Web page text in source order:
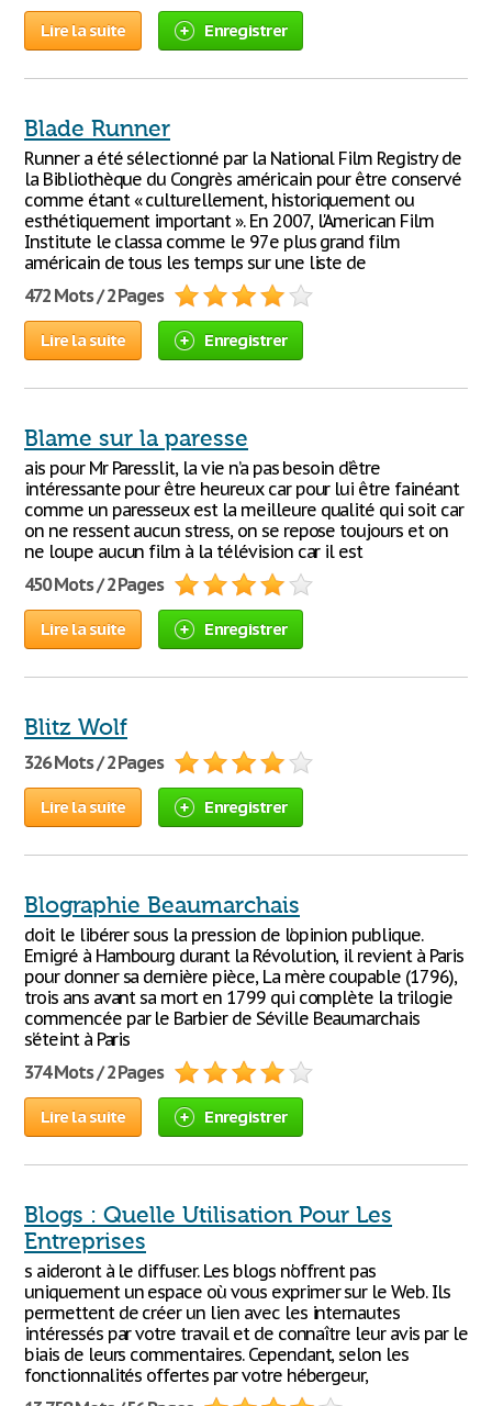
Lire la suite Enregistrer
Blade Runner
Runner a été sélectionné par la National Film Registry de
la Bibliothèque du Congrès américain pour être conservé
comme étant « culturellement, historiquement ou
esthétiquement important ». En 2007, l'American Film
Institute le classa comme le 97e plus grand film
américain de tous les temps sur une liste de
472 Mots / 2 Pages
Lire la suite Enregistrer
Blame sur la paresse
ais pour Mr Paresslit, la vie n’a pas besoin d’être
intéressante pour être heureux car pour lui être fainéant
comme un paresseux est la meilleure qualité qui soit car
on ne ressent aucun stress, on se repose toujours et on
ne loupe aucun film à la télévision car il est
450 Mots / 2 Pages
Lire la suite Enregistrer
Blitz Wolf
326 Mots / 2 Pages
Lire la suite Enregistrer
Blographie Beaumarchais
doit le libérer sous la pression de l’opinion publique.
Emigré à Hambourg durant la Révolution, il revient à Paris
pour donner sa dernière pièce, La mère coupable (1796),
trois ans avant sa mort en 1799 qui complète la trilogie
commencée par le Barbier de Séville Beaumarchais
s’éteint à Paris
374 Mots / 2 Pages
Lire la suite Enregistrer
Blogs : Quelle Utilisation Pour Les
Entreprises
s aideront à le diffuser. Les blogs n'offrent pas
uniquement un espace où vous exprimer sur le Web. Ils
permettent de créer un lien avec les internautes
intéressés par votre travail et de connaître leur avis par le
biais de leurs commentaires. Cependant, selon les
fonctionnalités offertes par votre hébergeur,